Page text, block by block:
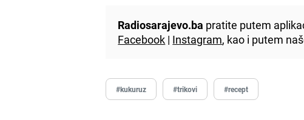
Radiosarajevo.ba pratite putem
Facebook | Instagram, kao i putem
#kukuruz #trikovi #recept